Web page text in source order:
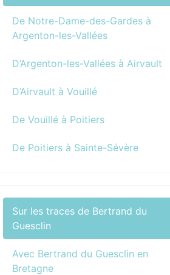
De Notre-Dame-des-Gardes à
Argenton-les-Vallées
D’Argenton-les-Vallées à Airvault
D’Airvault à Vouillé
De Vouillé à Poitiers
De Poitiers à Sainte-Sévère
Sur les traces de Bertrand du
Guesclin
Avec Bertrand du Guesclin en
Bretagne